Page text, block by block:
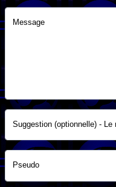
Message
Suggestion (optionnelle) -
Pseudo